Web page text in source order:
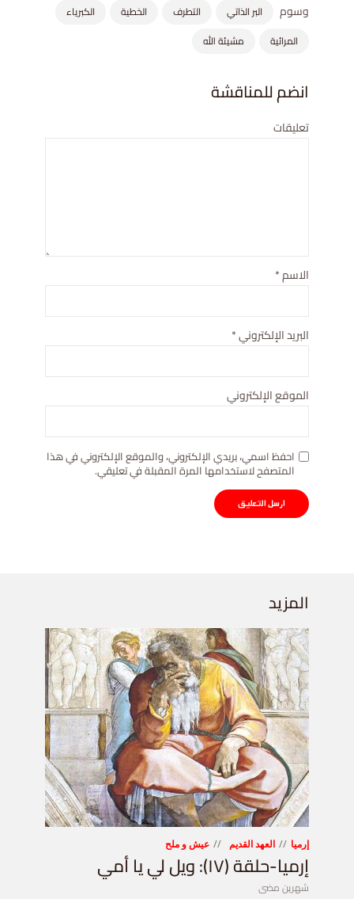
وسوم البر الذاتي التطرف الخطية
الكبرياء
المرائية
مشيئة الله
انضم للمناقشة
تعليقات
الاسم*
البريد الإلكتروني*
الموقع الإلكتروني
احفظ اسمي، بريدي الإلكتروني، والموقع الإلكتروني في هذا
المتصفح لاستخدامها المرة المقبلة في تعليقي.
المزيد
إرميا العهد القديم عيش و ملح
إرميا-حلقة (١٧): ويل لي يا أمي
شهرين مضى